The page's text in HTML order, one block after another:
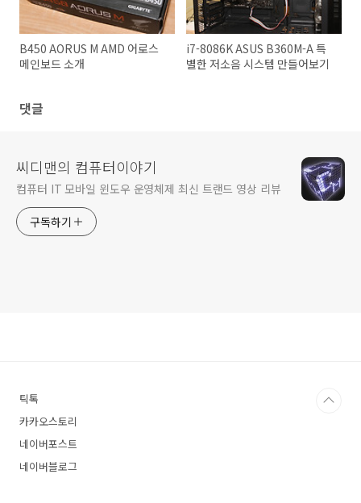
B450 AORUS M AMD 어로스
메인보드 소개
i7-8086K ASUS B360M-A 특
별한 저소음 시스템 만들어보기
댓글
씨디맨의 컴퓨터이야기
컴퓨터 IT 모바일 윈도우 운영체제 최신 트랜드 영상 리뷰
구독하기
틱톡
카카오스토리
네이버포스트
네이버블로그